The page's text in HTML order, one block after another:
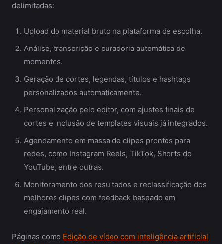
delimitadas:
Upload do material bruto na plataforma de escolha.
Análise, transcrição e curadoria automática de
momentos.
Geração de cortes, legendas, títulos e hashtags
personalizados automaticamente.
Personalização pelo editor, com ajustes finais de
cortes e inclusão de templates visuais já integrados.
Agendamento em massa de clipes prontos para
redes, como Instagram Reels, TikTok, Shorts do
YouTube, entre outras.
Monitoramento dos resultados e reclassificação dos
melhores clipes com feedback baseado em
engajamento real.
Páginas como Edição de vídeo com inteligência artificial